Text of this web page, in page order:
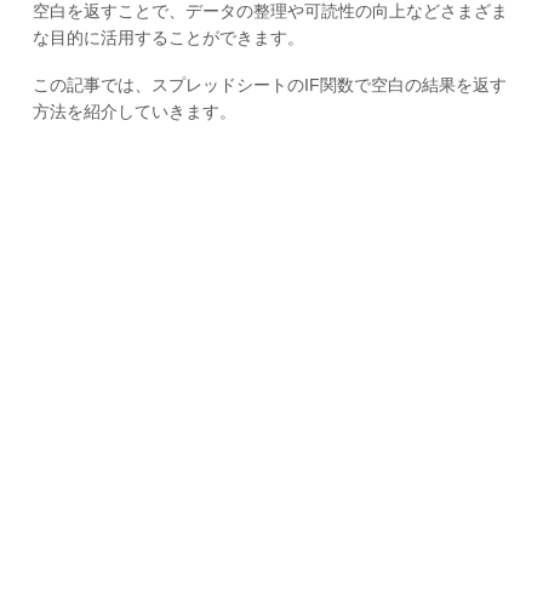
空白を返すことで、データの整理や可読性の向上などさまざま
な目的に活用することができます。
この記事では、スプレッドシートのIF関数で空白の結果を返す
方法を紹介していきます。